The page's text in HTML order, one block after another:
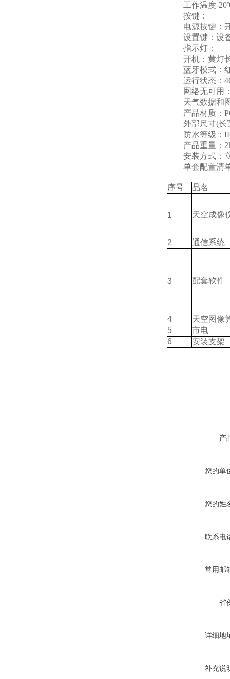
工作温度-
按键：
电源按键：
设置键：设备
指示灯：
开机：黄灯长
蓝牙模式：红
运行状态：4G
网络无可用：
天气数据和图
产品材质：
外部尺寸(长宽
防水等级：
产品重量：
安装方式：
单套配置清
序号 品名
1 天空成像
2 通信系统
3 配套软件
4
天空图像
5
市电
6
安装支架
产
您的单
您的姓
联系电
常用邮
省
详细地
补充说